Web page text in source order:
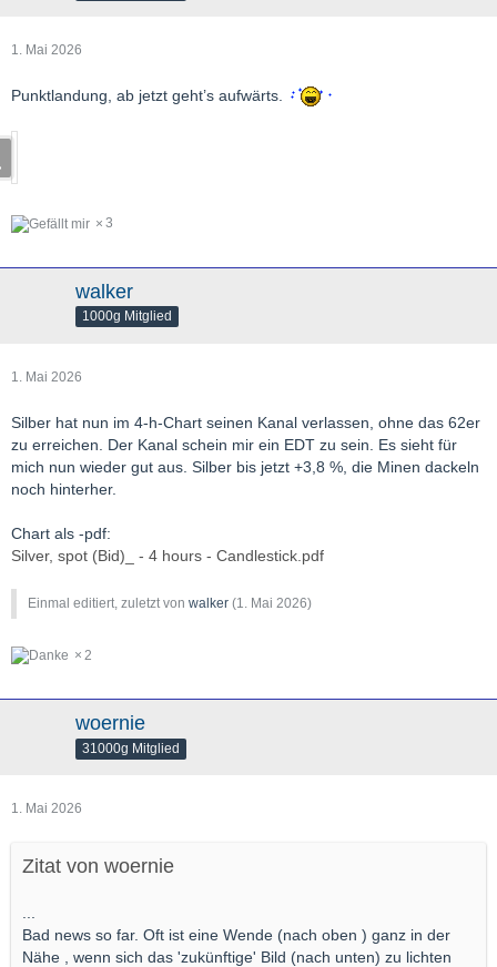
1. Mai 2026
Punktlandung, ab jetzt geht’s aufwärts.
3
walker
1000g Mitglied
1. Mai 2026
Silber hat nun im 4-h-Chart seinen Kanal verlassen, ohne das 62er
zu erreichen. Der Kanal schein mir ein EDT zu sein. Es sieht für
mich nun wieder gut aus. Silber bis jetzt +3,8 %, die Minen dackeln
noch hinterher.
Chart als -pdf:
Silver, spot (Bid)_ - 4 hours - Candlestick.pdf
Einmal editiert, zuletzt von walker (1. Mai 2026)
2
woernie
31000g Mitglied
1. Mai 2026
Zitat von woernie
Bad news so far. Oft ist eine Wende (nach oben ) ganz in der
Nähe , wenn sich das 'zukünftige' Bild (nach unten) zu lichten